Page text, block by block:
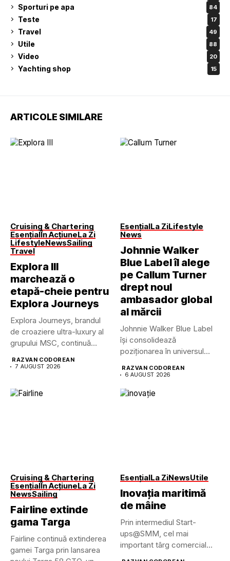
Sporturi pe apa 84
Teste 17
Travel 49
Utile 88
Video 20
Yachting shop 15
ARTICOLE SIMILARE
Cruising & Chartering
EsențialÎn AcțiuneLa Zi
LifestyleNewsSailing
Travel
Explora III
marchează o
etapă-cheie pentru
Explora Journeys
Explora Journeys, brandul
de croaziere ultra-luxury al
grupului MSC, continuă
RAZVAN CODOREAN
7 AUGUST 2026
EsențialLa ZiLifestyle
News
Johnnie Walker
Blue Label îl alege
pe Callum Turner
drept noul
ambasador global
al mărcii
Johnnie Walker Blue Label
își consolidează
poziționarea în universul
RAZVAN CODOREAN
6 AUGUST 2026
Cruising & Chartering
EsențialÎn AcțiuneLa Zi
NewsSailing
Fairline extinde
gama Targa
Fairline continuă extinderea
gamei Targa prin lansarea
EsențialLa ZiNewsUtile
Inovația maritimă
de mâine
Prin intermediul Start-
ups@SMM, cel mai
important târg comercial